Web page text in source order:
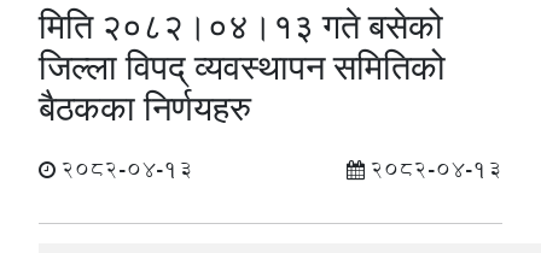
मिति २०८२।०४।१३ गते बसेको
जिल्ला विपद् व्यवस्थापन समितिको
बैठकका निर्णयहरु
2082-04-13 2082-04-13